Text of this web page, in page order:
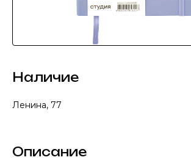
Наличие
Ленина, 77
Описание